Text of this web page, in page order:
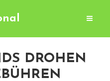
DROHEN